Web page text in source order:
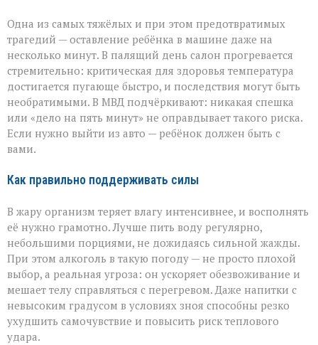
Одна из самых тяжёлых и при этом предотвратимых
трагедий — оставление ребёнка в машине даже на
несколько минут. В палящий день салон прогревается
стремительно: критическая для здоровья температура
достигается пугающе быстро, и последствия могут быть
необратимыми. В МВД подчёркивают: никакая спешка
или «дело на пять минут» не оправдывает такого риска.
Если нужно выйти из авто — ребёнок должен быть с
вами.
Как правильно поддерживать силы
В жару организм теряет влагу интенсивнее, и восполнять
её нужно грамотно. Лучше пить воду регулярно,
небольшими порциями, не дожидаясь сильной жажды.
При этом алкоголь в такую погоду — не просто плохой
выбор, а реальная угроза: он ускоряет обезвоживание и
мешает телу справляться с перегревом. Даже напитки с
невысоким градусом в условиях зноя способны резко
ухудшить самочувствие и повысить риск теплового
удара.